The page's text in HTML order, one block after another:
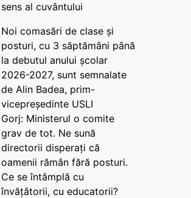
sens al cuvântului
Noi comasări de clase și
posturi, cu 3 săptămâni până
la debutul anului școlar
2026-2027, sunt semnalate
de Alin Badea, prim-
vicepreședinte USLI
Gorj: Ministerul o comite
grav de tot. Ne sună
directorii disperați că
oamenii rămân fără posturi.
Ce se întâmplă cu
învățătorii, cu educatorii?